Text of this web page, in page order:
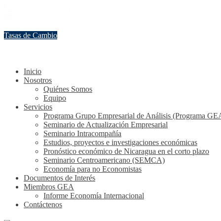
Tasas de Cambio
Inicio
Nosotros
Quiénes Somos
Equipo
Servicios
Programa Grupo Empresarial de Análisis (Programa
Seminario de Actualización Empresarial
Seminario Intracompañía
Estudios, proyectos e investigaciones económicas
Pronóstico económico de Nicaragua en el corto plazo
Seminario Centroamericano (SEMCA)
Economía para no Economistas
Documentos de Interés
Miembros GEA
Informe Economía Internacional
Contáctenos